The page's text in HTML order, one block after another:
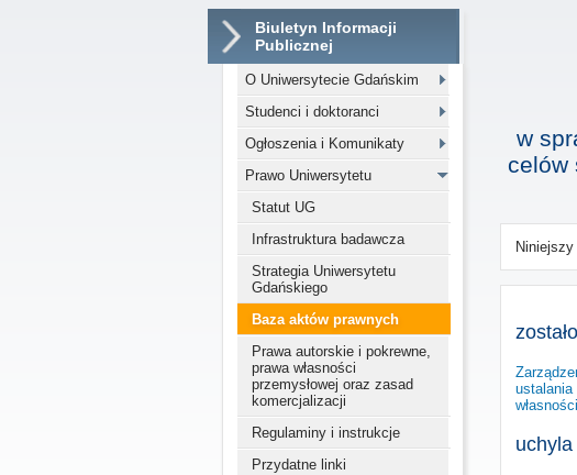
Biuletyn Informacji
Publicznej
O Uniwersytecie Gdańskim
Studenci i doktoranci
Ogłoszenia i Komunikaty
Prawo Uniwersytetu
Statut UG
Infrastruktura badawcza
Strategia Uniwersytetu
Gdańskiego
Baza aktów prawnych
Prawa autorskie i pokrewne,
prawa własności
przemysłowej oraz zasad
komercjalizacji
Regulaminy i instrukcje
Przydatne linki
w
celów
ustalania
uchyla